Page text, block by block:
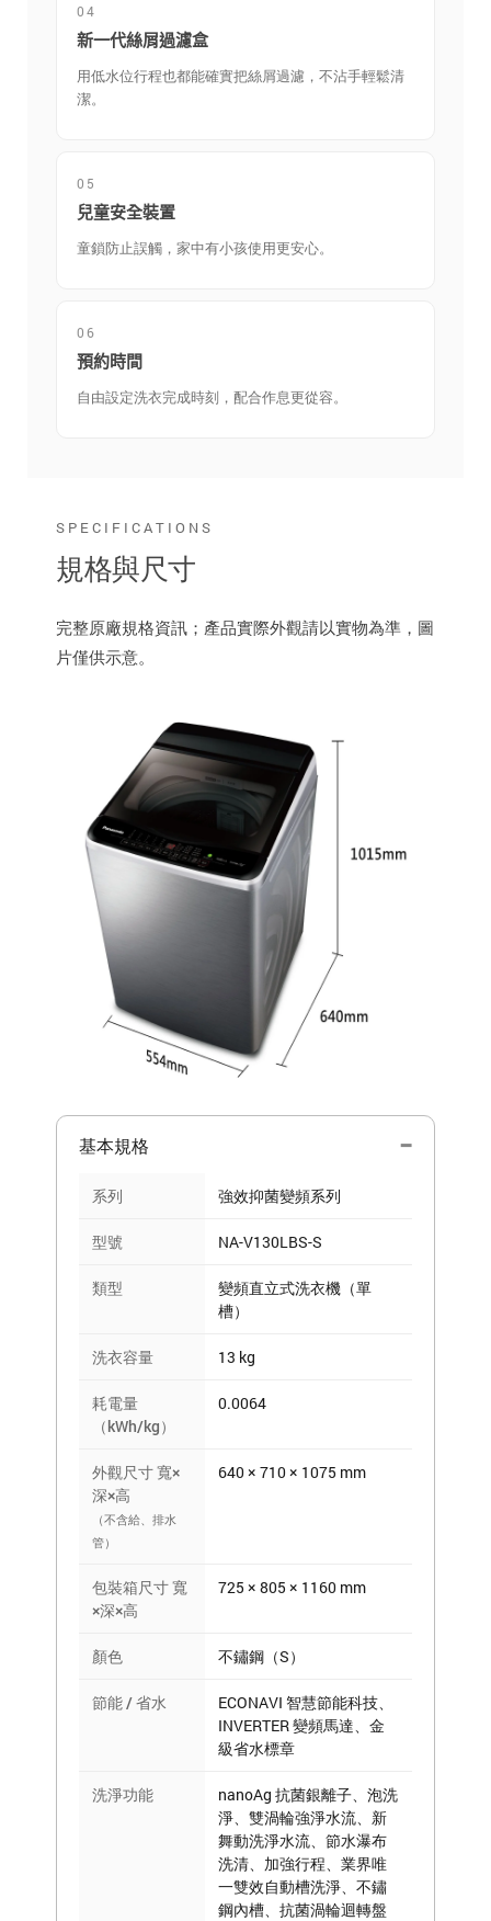
04
新一代絲屑過濾盒
用低水位行程也都能確實把絲屑過濾，不沾手輕鬆清
潔。
05
兒童安全裝置
童鎖防止誤觸，家中有小孩使用更安心。
06
預約時間
自由設定洗衣完成時刻，配合作息更從容。
SPECIFICATIONS
規格與尺寸
完整原廠規格資訊；產品實際外觀請以實物為準，圖
片僅供示意。
基本規格
系列 強效抑菌變頻系列
型號 NA-V130LBS-S
類型
變頻直立式洗衣機（單
槽）
洗衣容量 13 kg
耗電量
（kWh/kg）
0.0064
外觀尺寸 寬×
深×高
（不含給、排水
管）
640 × 710 × 1075 mm
包裝箱尺寸 寬
×深×高
725 × 805 × 1160 mm
顏色 不鏽鋼（S）
節能 / 省水
ECONAVI 智慧節能科技、
INVERTER 變頻馬達、金
級省水標章
洗淨功能
nanoAg 抗菌銀離子、泡洗
淨、雙渦輪強淨水流、新
舞動洗淨水流、節水瀑布
洗清、加強行程、業界唯
一雙效自動槽洗淨、不鏽
鋼內槽、抗菌渦輪迴轉盤